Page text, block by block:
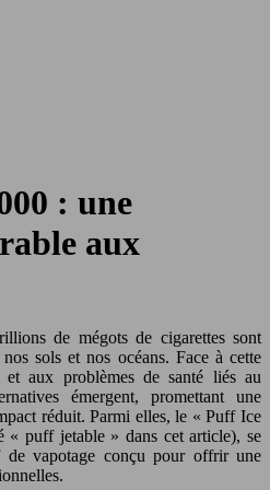
: une
aux
de mégots de cigarettes sont
sols et nos océans. Face à cette
et aux problèmes de santé liés au
émergent, promettant une
réduit. Parmi elles, le « Puff Ice
« puff jetable » dans cet article), se
de vapotage conçu pour offrir une